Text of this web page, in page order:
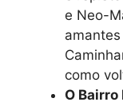
e Neo-
como
O